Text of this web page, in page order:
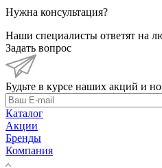
Нужна консультация?
Наши специалисты ответят на
Задать вопрос
Будьте в курсе наших акций и
Каталог
Акции
Бренды
Компания